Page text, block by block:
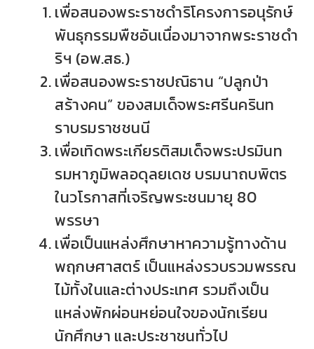
เพื่อสนองพระราชดำริโครงการอนุรักษ์
พันธุกรรมพืชอันเนื่องมาจากพระราชดำ
ริฯ (อพ.สธ.)
เพื่อสนองพระราชปณิธาน “ปลูกป่า
สร้างคน” ของสมเด็จพระศรีนครินท
ราบรมราชชนนี
เพื่อเทิดพระเกียรติสมเด็จพระปรมินท
รมหาภูมิพลอดุลยเดช บรมนาถบพิตร
ในวโรกาสที่เจริญพระชนมายุ 80
พรรษา
เพื่อเป็นแหล่งศึกษาหาความรู้ทางด้าน
พฤกษศาสตร์ เป็นแหล่งรวบรวมพรรณ
ไม้ทั้งในและต่างประเทศ รวมถึงเป็น
แหล่งพักผ่อนหย่อนใจของนักเรียน
นักศึกษา และประชาชนทั่วไป